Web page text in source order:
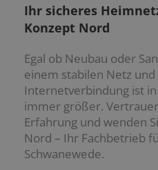
Ihr sicheres
Konzept Nord
Egal ob Neubau oder
einem stabilen Netz
Internetverbindung ist
immer größer.
Erfahrung und wenden
Nord – Ihr Fachbetrieb
Schwanewede.